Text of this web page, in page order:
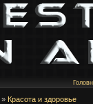
» Красота и здоровье